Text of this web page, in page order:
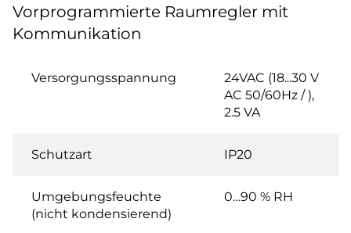
Vorprogrammierte Raumregler mit
Kommunikation
Versorgungsspannung
24VAC (18...30 V
AC 50/60Hz / ),
2.5 VA
Schutzart IP20
Umgebungsfeuchte
(nicht kondensierend)
0…90 % RH